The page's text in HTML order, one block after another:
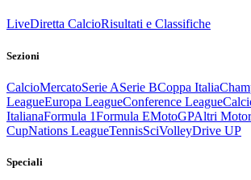
LiveDiretta CalcioRisultati e Classifiche
Sezioni
CalcioMercatoSerie ASerie BCoppa Italia
LeagueEuropa LeagueConference League
ItalianaFormula 1Formula EMotoGPAltri
CupNations LeagueTennisSciVolleyDrive UP
Speciali